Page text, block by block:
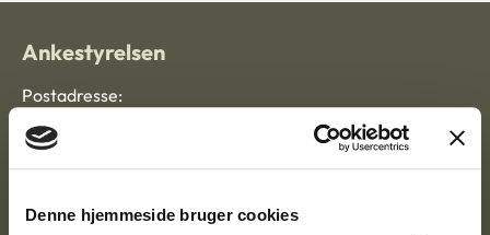
Denne hjemmeside bruger cookies
Ankestyrelsen
Postadresse:
Nytorv 7, 2. sal
9000 Aalborg